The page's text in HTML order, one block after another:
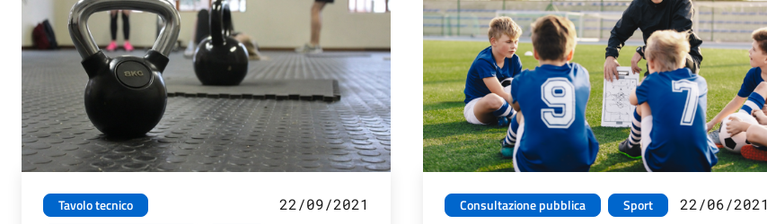
Tavolo tecnico
22/09/2021 Consultazione pubblica Sport 22/06/2021